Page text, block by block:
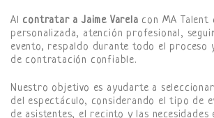
Al contratar a Jaime Varela con MA Talent
personalizada, atención profesional,
evento, respaldo durante todo el proceso
de contratación confiable.
Nuestro objetivo es ayudarte a
del espectáculo, considerando el tipo de
de asistentes, el recinto y las necesidades